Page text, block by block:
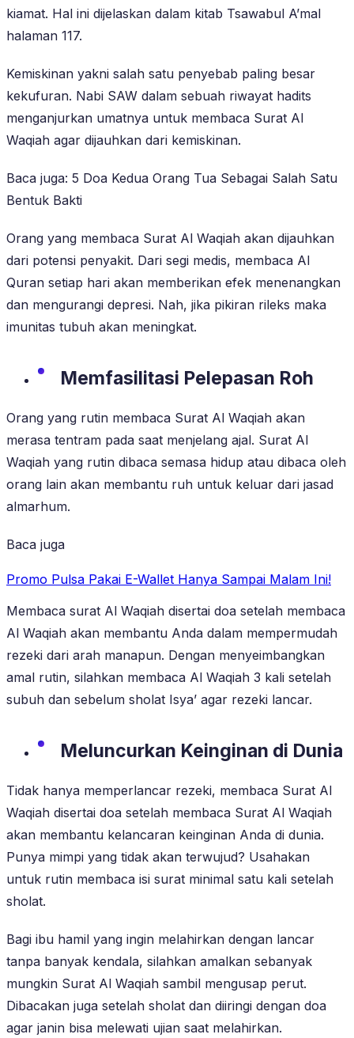
kiamat. Hal ini dijelaskan dalam kitab Tsawabul A’mal
halaman 117.
Kemiskinan yakni salah satu penyebab paling besar
kekufuran. Nabi SAW dalam sebuah riwayat hadits
menganjurkan umatnya untuk membaca Surat Al
Waqiah agar dijauhkan dari kemiskinan.
Baca juga: 5 Doa Kedua Orang Tua Sebagai Salah Satu
Bentuk Bakti
Orang yang membaca Surat Al Waqiah akan dijauhkan
dari potensi penyakit. Dari segi medis, membaca Al
Quran setiap hari akan memberikan efek menenangkan
dan mengurangi depresi. Nah, jika pikiran rileks maka
imunitas tubuh akan meningkat.
Memfasilitasi Pelepasan Roh
Orang yang rutin membaca Surat Al Waqiah akan
merasa tentram pada saat menjelang ajal. Surat Al
Waqiah yang rutin dibaca semasa hidup atau dibaca oleh
orang lain akan membantu ruh untuk keluar dari jasad
almarhum.
Baca juga
Promo Pulsa Pakai E-Wallet Hanya Sampai Malam Ini!
Membaca surat Al Waqiah disertai doa setelah membaca
Al Waqiah akan membantu Anda dalam mempermudah
rezeki dari arah manapun. Dengan menyeimbangkan
amal rutin, silahkan membaca Al Waqiah 3 kali setelah
subuh dan sebelum sholat Isya’ agar rezeki lancar.
Meluncurkan Keinginan di Dunia
Tidak hanya memperlancar rezeki, membaca Surat Al
Waqiah disertai doa setelah membaca Surat Al Waqiah
akan membantu kelancaran keinginan Anda di dunia.
Punya mimpi yang tidak akan terwujud? Usahakan
untuk rutin membaca isi surat minimal satu kali setelah
sholat.
Bagi ibu hamil yang ingin melahirkan dengan lancar
tanpa banyak kendala, silahkan amalkan sebanyak
mungkin Surat Al Waqiah sambil mengusap perut.
Dibacakan juga setelah sholat dan diiringi dengan doa
agar janin bisa melewati ujian saat melahirkan.